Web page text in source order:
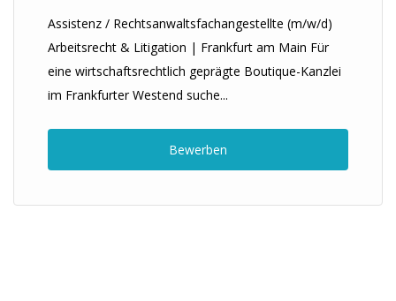
Assistenz / Rechtsanwaltsfachangestellte (m/w/d)
Arbeitsrecht & Litigation | Frankfurt am Main Für
eine wirtschaftsrechtlich geprägte Boutique-Kanzlei
im Frankfurter Westend suche...
Bewerben